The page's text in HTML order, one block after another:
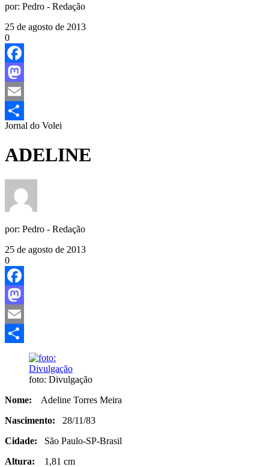
por: Pedro - Redação
25 de agosto de 2013
0
Facebook
Mastodon
Email
Share
Jornal do Volei
ADELINE
por: Pedro - Redação
25 de agosto de 2013
0
Facebook
Mastodon
Email
foto: Divulgação
Nome:
Adeline Torres Meira
Nascimento: 28/11/83
Cidade: São Paulo-SP-Brasil
Altura: 1,81 cm